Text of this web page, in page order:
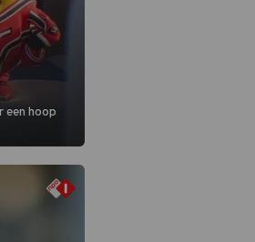
een hoop